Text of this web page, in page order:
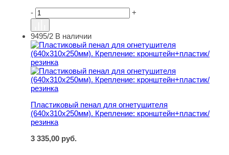
- +
Пластиковый пенал для огнетушителя
9495/2 В наличии
Пластиковый пенал для огнетушителя
(640х310х250мм). Крепление: кронштейн+пластик/
резинка
3 335,00 руб.